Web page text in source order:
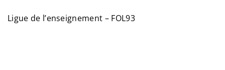
Ligue de l’enseignement – FOL93